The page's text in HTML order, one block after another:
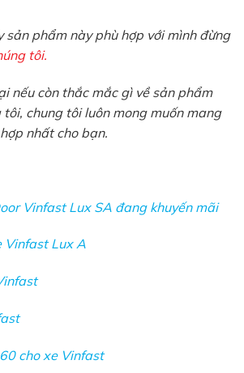
sản phẩm này phù hợp với mình đừng
tôi.
nếu còn thắc mắc gì về sản phẩm
tôi, chung tôi luôn mong muốn mang
nhất cho bạn.
Vinfast Lux SA đang khuyến mãi
Vinfast Lux A
cho xe Vinfast